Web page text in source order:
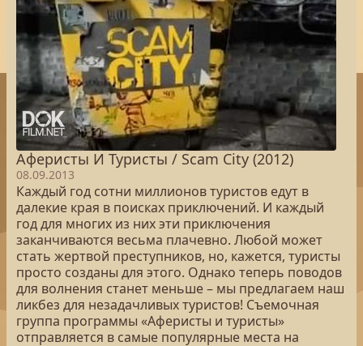
Аферисты И Туристы / Scam City (2012)
08.09.2013
Каждый год сотни миллионов туристов едут в
далекие края в поисках приключений. И каждый
год для многих из них эти приключения
заканчиваются весьма плачевно. Любой может
стать жертвой преступников, но, кажется, туристы
просто созданы для этого. Однако теперь поводов
для волнения станет меньше – мы предлагаем наш
ликбез для незадачливых туристов! Съемочная
группа программы «Аферисты и туристы»
отправляется в самые популярные места на